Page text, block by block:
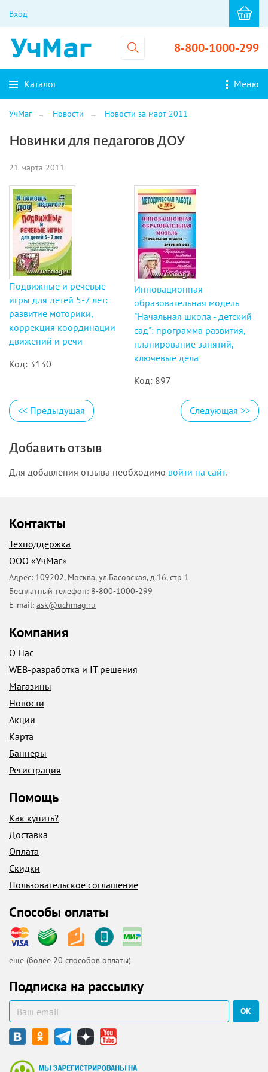
Вход
8-800-1000-299
Каталог Меню
УчМаг Новости Новости за март 2011
Новинки для педагогов ДОУ
21 марта 2011
Подвижные и речевые
игры для детей 5-7 лет:
развитие моторики,
коррекция координации
движений и речи
Код: 3130
Инновационная
образовательная модель
"Начальная школа - детский
сад": программа развития,
планирование занятий,
ключевые дела
Код: 897
<< Предыдущая Следующая >>
Добавить отзыв
Для добавления отзыва необходимо войти на сайт.
Контакты
Техподдержка
ООО «УчМаг»
Адрес: 109202, Москва,ул.Басовская, д.16, стр 1
Бесплатный телефон: 8-800-1000-299
E-mail: ask@uchmag.ru
Компания
О Нас
WEB-разработка и IT решения
Магазины
Новости
Акции
Карта
Баннеры
Регистрация
Помощь
Как купить?
Доставка
Оплата
Скидки
Пользовательское соглашение
Способы оплаты
ещё (более 20 способов оплаты)
Подписка на рассылку
ОК